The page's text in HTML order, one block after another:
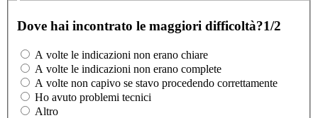
Dove hai incontrato le maggiori difficoltà?1/2
A volte le indicazioni non erano chiare
A volte le indicazioni non erano complete
A volte non capivo se stavo procedendo correttamente
Ho avuto problemi tecnici
Altro